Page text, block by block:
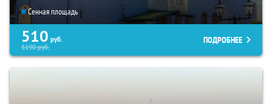
Сенная площадь
510 руб.
5190руб.
ПОДРОБНЕЕ